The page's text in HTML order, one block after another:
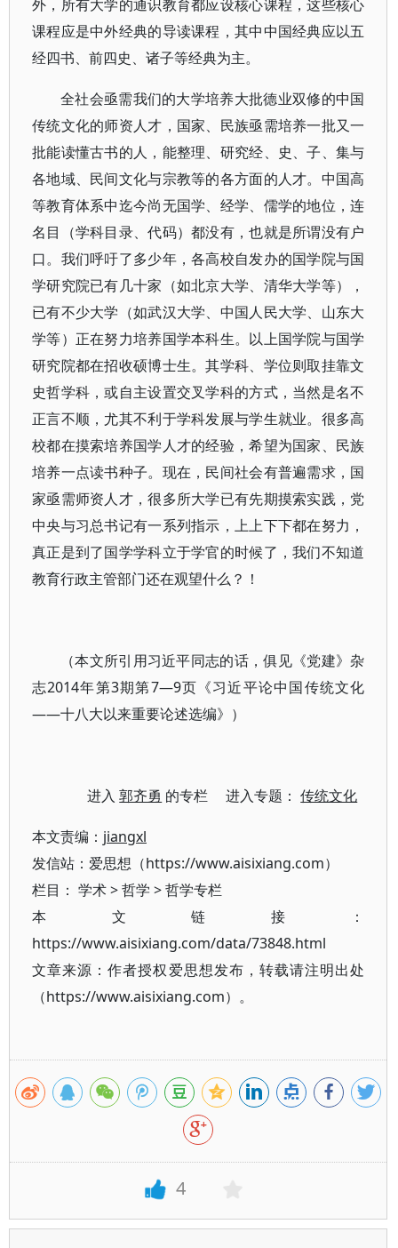
外，所有大学的通识教育都应设核心课程，这些核心
课程应是中外经典的导读课程，其中中国经典应以五
经四书、前四史、诸子等经典为主。
全社会亟需我们的大学培养大批德业双修的中国
传统文化的师资人才，国家、民族亟需培养一批又一
批能读懂古书的人，能整理、研究经、史、子、集与
各地域、民间文化与宗教等的各方面的人才。中国高
等教育体系中迄今尚无国学、经学、儒学的地位，连
名目（学科目录、代码）都没有，也就是所谓没有户
口。我们呼吁了多少年，各高校自发办的国学院与国
学研究院已有几十家（如北京大学、清华大学等），
已有不少大学（如武汉大学、中国人民大学、山东大
学等）正在努力培养国学本科生。以上国学院与国学
研究院都在招收硕博士生。其学科、学位则取挂靠文
史哲学科，或自主设置交叉学科的方式，当然是名不
正言不顺，尤其不利于学科发展与学生就业。很多高
校都在摸索培养国学人才的经验，希望为国家、民族
培养一点读书种子。现在，民间社会有普遍需求，国
家亟需师资人才，很多所大学已有先期摸索实践，党
中央与习总书记有一系列指示，上上下下都在努力，
真正是到了国学学科立于学官的时候了，我们不知道
教育行政主管部门还在观望什么？！
（本文所引用习近平同志的话，俱见《党建》杂
志2014年第3期第7—9页《习近平论中国传统文化
——十八大以来重要论述选编》）
进入郭齐勇 的专栏 进入专题：传统文化
本文责编： jiangxl
发信站：爱思想（https://www.aisixiang.com）
栏目： 学术>哲学 >哲学专栏
本文链接：
https://www.aisixiang.com/data/73848.html
文章来源：作者授权爱思想发布，转载请注明出处
（https://www.aisixiang.com）。
4